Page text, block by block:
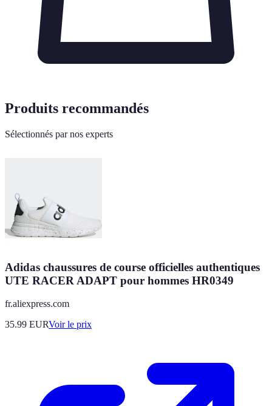
Produits recommandés
Sélectionnés par nos experts
Adidas chaussures de course officielles authentiques
UTE RACER ADAPT pour hommes HR0349
fr.aliexpress.com
35.99 EURVoir le prix